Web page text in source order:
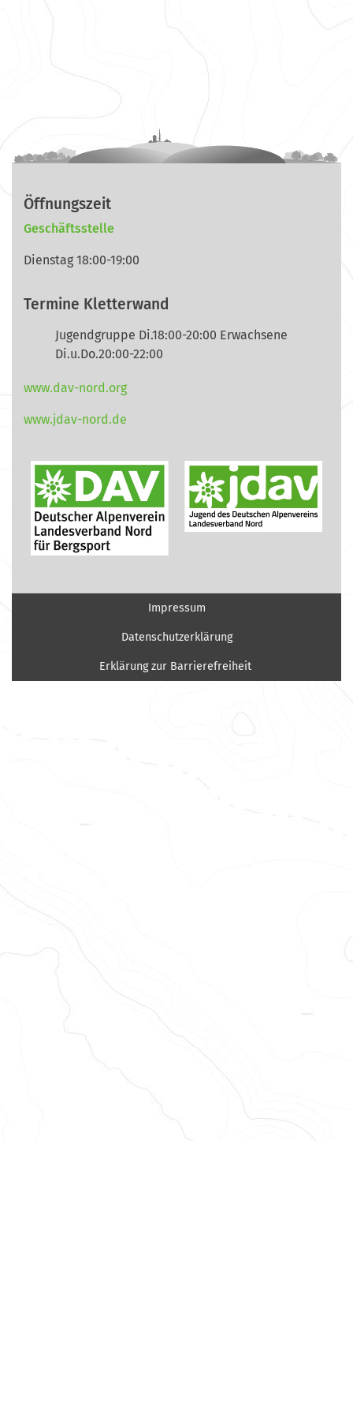
Öffnungszeit
Geschäftsstelle
Dienstag 18:00-19:00
Termine Kletterwand
Jugendgruppe Di.18:00-20:00 Erwachsene
Di.u.Do.20:00-22:00
www.dav-nord.org
www.jdav-nord.de
Impressum
Datenschutzerklärung
Erklärung zur Barrierefreiheit